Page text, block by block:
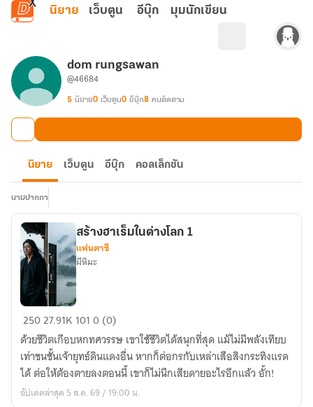
ข้ามไปยังเนื้อหาหลัก
นิยาย เว็บตูน อีบุ๊ก มุมนักเขียน
dom rungsawan
@46684
5 นิยาย0 เว็บตูน0 อีบุ๊ก8 คนติดตาม
นิยาย เว็บตูน อีบุ๊ก คอลเล็กชัน
นามปากกา
สร้าง
ฮาเร็ม
ใน
ต่าง
โลก
1
สร้างฮาเร็มในต่างโลก 1
แฟนตาซี
ผีหิมะ
25027.91K 1010 (0)
ด้วยชีวิตเกือบหกทศวรรษ เขาใช้ชีวิตได้สนุกที่สุด แม้ไม่มีพลังเทียบ
เท่าชนชั้นเจ้ายุทธ์ดินแดงอื่น หากก็ต่อกรกับเหล่าเสือสิงกระทิงแรด
ได้ ต่อให้ต้องตายลงตอนนี้ เขาก็ไม่นึกเสียดายอะไรอีกแล้ว อั้ก!
อัปเดตล่าสุด 5 ส.ค. 69 / 19:00 น.